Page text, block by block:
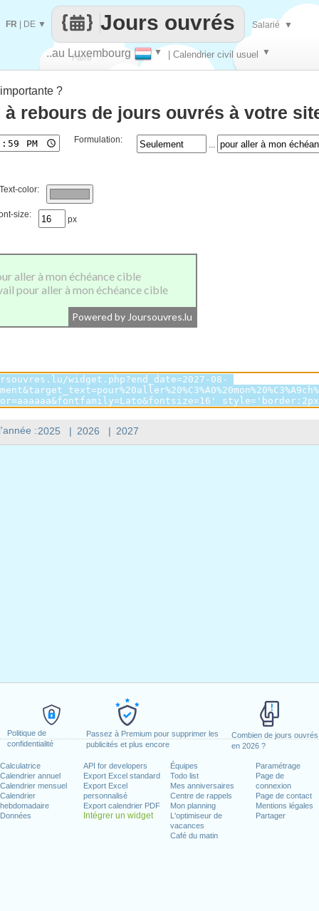
Politique de
confidentialité
Passez à Premium pour supprimer les
publicités et plus encore
Combien de jours ouvrés
en 2026 ?
Calculatrice
Calendrier annuel
Calendrier mensuel
Calendrier
hebdomadaire
Données
API for developers
Export Excel standard
Export Excel
personnalisé
Export calendrier PDF
Intégrer un widget
Équipes
Todo list
Mes anniversaires
Centre de rappels
Mon planning
L'optimiseur de
vacances
Café du matin
Paramétrage
Page de
connexion
Page de contact
Mentions légales
Partager
Faire
..au Luxembourg ▼ | Calendrier civil usuel ▼
Jours ouvrés
FR DE ▼ Salarié ▼
:2025 | 2026 | 2027
?
rebours de jours ouvrés à votre
Formulation:
Text-color:
size: px